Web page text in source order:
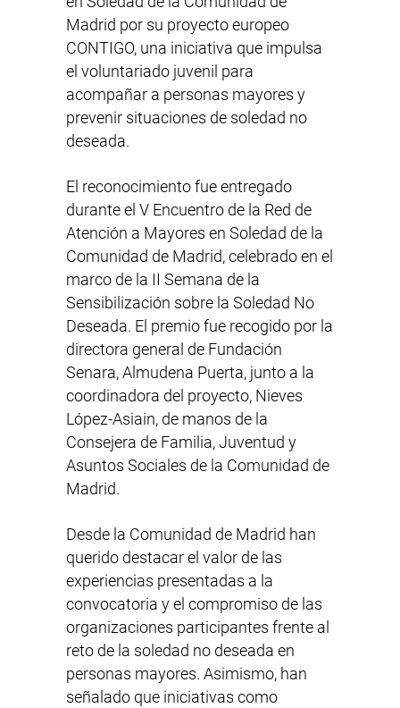
Madrid por su proyecto europeo
CONTIGO, una iniciativa que impulsa
el voluntariado juvenil para
acompañar a personas mayores y
prevenir situaciones de soledad no
deseada.
El reconocimiento fue entregado
durante el V Encuentro de la Red de
Atención a Mayores en Soledad de la
Comunidad de Madrid, celebrado en el
marco de la II Semana de la
Sensibilización sobre la Soledad No
Deseada. El premio fue recogido por la
directora general de Fundación
Senara,Almudena Puerta, junto a la
coordinadora del proyecto, Nieves
López-Asiain, de manos de la
Consejera de Familia, Juventud y
Asuntos Sociales de la Comunidad de
Madrid.
Desde la Comunidad de Madrid han
querido destacar el valor de las
experiencias presentadas a la
convocatoria y el compromiso de las
organizaciones participantes frente al
reto de la soledad no deseada en
personas mayores. Asimismo, han
señalado que iniciativas como